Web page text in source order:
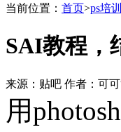
当前位置： 首页>ps培
SAI教程，
来源：贴吧 作者：可
用